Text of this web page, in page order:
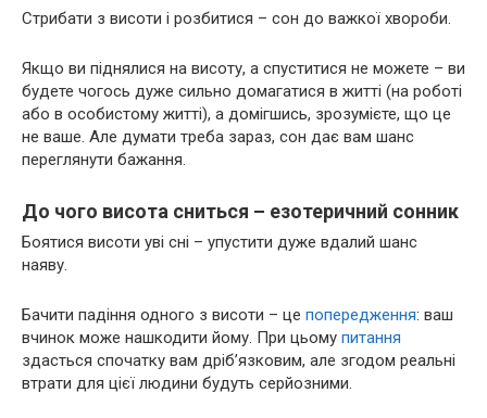
Стрибати з висоти і розбитися – сон до важкої хвороби.
Якщо ви піднялися на висоту, а спуститися не можете – ви
будете чогось дуже сильно домагатися в житті (на роботі
або в особистому житті), а домігшись, зрозумієте, що це
не ваше. Але думати треба зараз, сон дає вам шанс
переглянути бажання.
До чого висота сниться – езотеричний сонник
Боятися висоти уві сні – упустити дуже вдалий шанс
наяву.
Бачити падіння одного з висоти – це попередження: ваш
вчинок може нашкодити йому. При цьому питання
здасться спочатку вам дріб’язковим, але згодом реальні
втрати для цієї людини будуть серйозними.